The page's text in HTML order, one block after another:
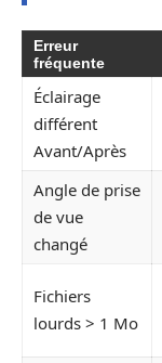
Erreur
fréquente
Éclairage
différent
Avant/Après
Angle de prise
de vue
changé
Fichiers
lourds > 1 Mo